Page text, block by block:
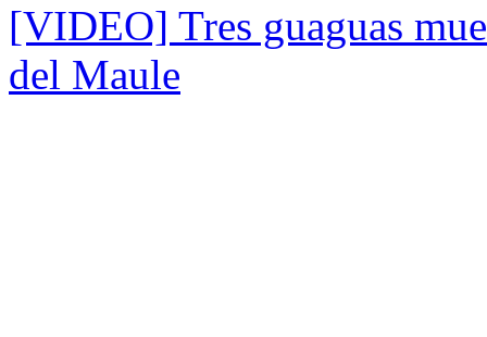
[VIDEO] Tres guaguas
del Maule